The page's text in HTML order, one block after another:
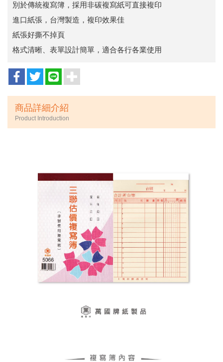
別於傳統複寫簿，採用非碳複寫紙可直接複印
進口紙張，台灣製造，複印效果佳
紙張好撕不掉頁
格式清晰、表單設計簡單，適合各行各業使用
商品詳細介紹
Product Introduction